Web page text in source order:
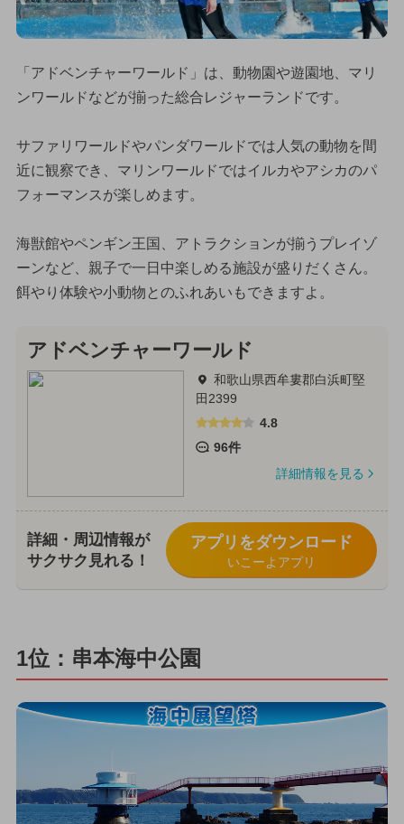
「アドベンチャーワールド」は、動物園や遊園地、マリ
ンワールドなどが揃った総合レジャーランドです。
サファリワールドやパンダワールドでは人気の動物を間
近に観察でき、マリンワールドではイルカやアシカのパ
フォーマンスが楽しめます。
海獣館やペンギン王国、アトラクションが揃うプレイゾ
ーンなど、親子で一日中楽しめる施設が盛りだくさん。
餌やり体験や小動物とのふれあいもできますよ。
アドベンチャーワールド
和歌山県西牟婁郡白浜町堅
田2399
4.8
96件
詳細情報を見る
詳細・周辺情報が
サクサク見れる！
アプリをダウンロード
いこーよアプリ
1位：串本海中公園